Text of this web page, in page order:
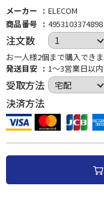
メーカー
ELECOM
商品番号
4953103374898
注文数
お一人様2個まで購入でき
発送目安
1～3営業日以
受取方法
決済方法